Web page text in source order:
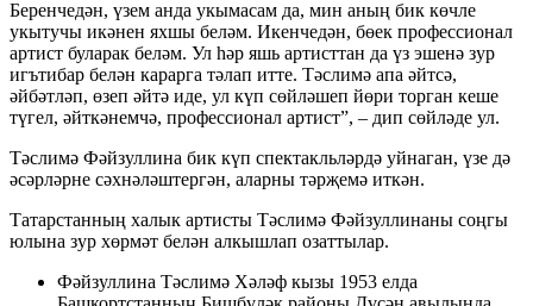
Беренчедән, үзем анда укымасам да, мин аның бик көчле
укытучы икәнен яхшы беләм. Икенчедән, бөек профессионал
артист буларак беләм. Ул һәр яшь артисттан да үз эшенә зур
игътибар белән карарга тәлап итте. Тәслимә апа әйтсә,
әйбәтләп, өзеп әйтә иде, ул күп сөйләшеп йөри торган кеше
түгел, әйткәнемчә, профессионал артист”, – дип сөйләде ул.
Тәслимә Фәйзуллина бик күп спектакльләрдә уйнаган, үзе дә
әсәрләрне сәхнәләштергән, аларны тәрҗемә иткән.
Татарстанның халык артисты Тәслимә Фәйзуллинаны соңгы
юлына зур хөрмәт белән алкышлап озаттылар.
Фәйзуллина Тәслимә Хәләф кызы 1953 елда